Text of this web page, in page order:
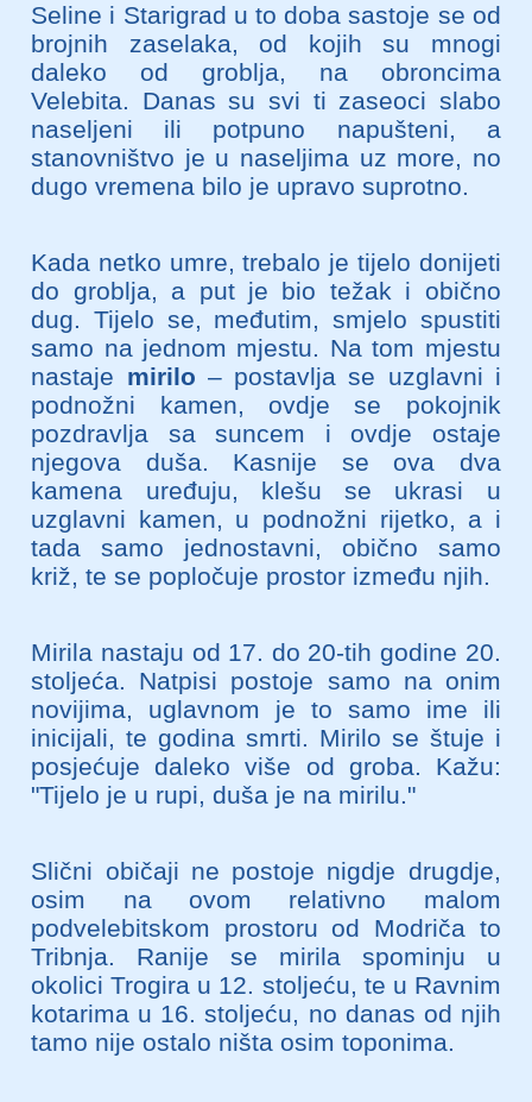
Seline i Starigrad u to doba sastoje se od
brojnih zaselaka, od kojih su mnogi
daleko od groblja, na obroncima
Velebita. Danas su svi ti zaseoci slabo
naseljeni ili potpuno napušteni, a
stanovništvo je u naseljima uz more, no
dugo vremena bilo je upravo suprotno.
Kada netko umre, trebalo je tijelo donijeti
do groblja, a put je bio težak i obično
dug. Tijelo se, međutim, smjelo spustiti
samo na jednom mjestu. Na tom mjestu
nastaje mirilo – postavlja se uzglavni i
podnožni kamen, ovdje se pokojnik
pozdravlja sa suncem i ovdje ostaje
njegova duša. Kasnije se ova dva
kamena uređuju, klešu se ukrasi u
uzglavni kamen, u podnožni rijetko, a i
tada samo jednostavni, obično samo
križ, te se popločuje prostor između njih.
Mirila nastaju od 17. do 20-tih godine 20.
stoljeća. Natpisi postoje samo na onim
novijima, uglavnom je to samo ime ili
inicijali, te godina smrti. Mirilo se štuje i
posjećuje daleko više od groba. Kažu:
"Tijelo je u rupi, duša je na mirilu."
Slični običaji ne postoje nigdje drugdje,
osim na ovom relativno malom
podvelebitskom prostoru od Modriča to
Tribnja. Ranije se mirila spominju u
okolici Trogira u 12. stoljeću, te u Ravnim
kotarima u 16. stoljeću, no danas od njih
tamo nije ostalo ništa osim toponima.